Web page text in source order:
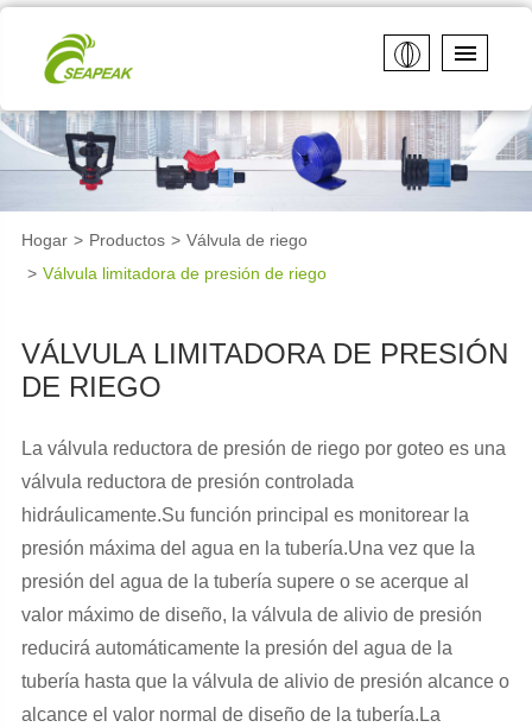
Hogar Productos
Válvula de riego
Válvula limitadora de presión de riego
VÁLVULA LIMITADORA DE PRESIÓN
DE RIEGO
La válvula reductora de presión de riego por goteo es una
válvula reductora de presión controlada
hidráulicamente.Su función principal es monitorear la
presión máxima del agua en la tubería.Una vez que la
presión del agua de la tubería supere o se acerque al
valor máximo de diseño, la válvula de alivio de presión
reducirá automáticamente la presión del agua de la
tubería hasta que la válvula de alivio de presión alcance o
alcance el valor normal de diseño de la tubería.La